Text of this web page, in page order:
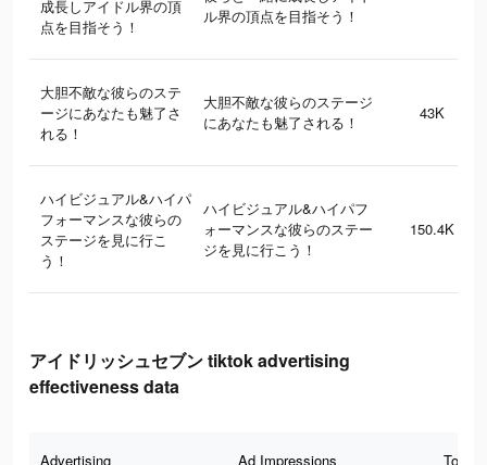
成長しアイドル界の頂
点を目指そう！
ル界の頂点を目指そう！
大胆不敵な彼らのステ
ージにあなたも魅了さ
れる！
大胆不敵な彼らのステージ
にあなたも魅了される！
43K
ハイビジュアル&ハイパ
フォーマンスな彼らの
ステージを見に行こ
う！
ハイビジュアル&ハイパフ
ォーマンスな彼らのステー
ジを見に行こう！
150.4K
アイドリッシュセブン tiktok advertising
effectiveness data
Advertising Ad Impressions Total